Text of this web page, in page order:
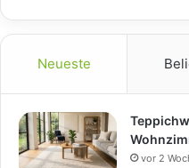
Neueste
vor 2